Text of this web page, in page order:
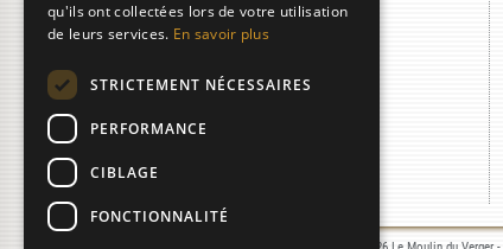
qu'ils ont collectées lors de votre utilisation
de leurs services. En savoir plus
STRICTEMENT NÉCESSAIRES
PERFORMANCE
CIBLAGE
FONCTIONNALITÉ